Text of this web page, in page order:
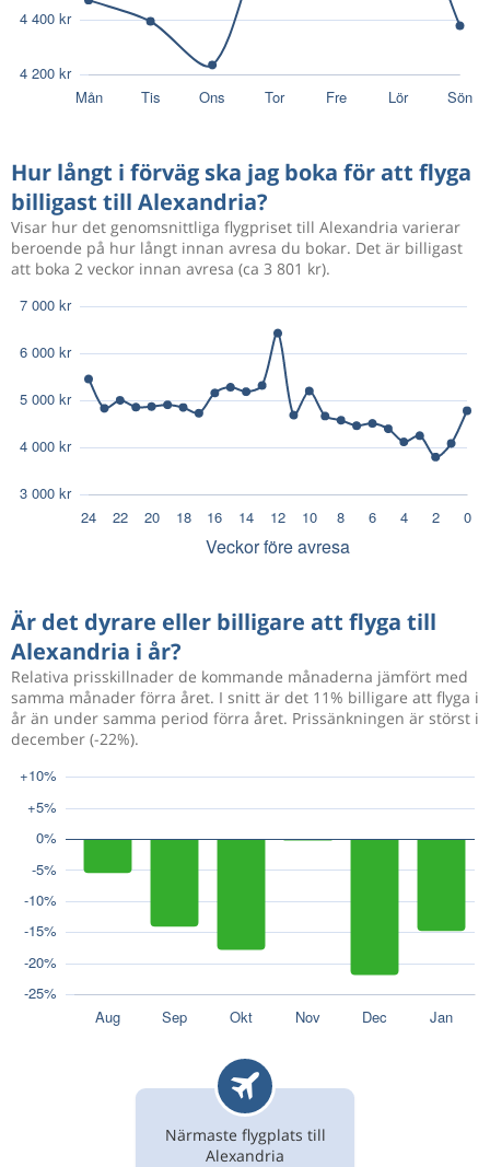
Hur långt i förväg ska jag boka för att flyga
billigast till Alexandria?
Visar hur det genomsnittliga flygpriset till Alexandria varierar
beroende på hur långt innan avresa du bokar. Det är billigast
att boka 2 veckor innan avresa (ca 3 801 kr).
Är det dyrare eller billigare att flyga till
Alexandria i år?
Relativa prisskillnader de kommande månaderna jämfört med
samma månader förra året. I snitt är det 11% billigare att flyga i
år än under samma period förra året. Prissänkningen är störst i
december (-22%).
Närmaste flygplats till
Alexandria